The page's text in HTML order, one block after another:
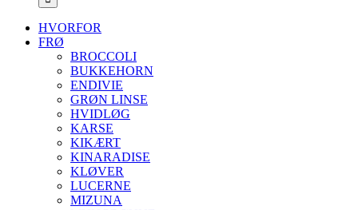
HVORFOR
FRØ
BROCCOLI
BUKKEHORN
ENDIVIE
GRØN LINSE
HVIDLØG
KARSE
KIKÆRT
KINARADISE
KLØVER
LUCERNE
MIZUNA